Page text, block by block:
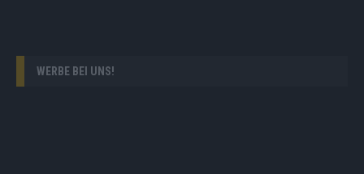
WERBE BEI UNS!